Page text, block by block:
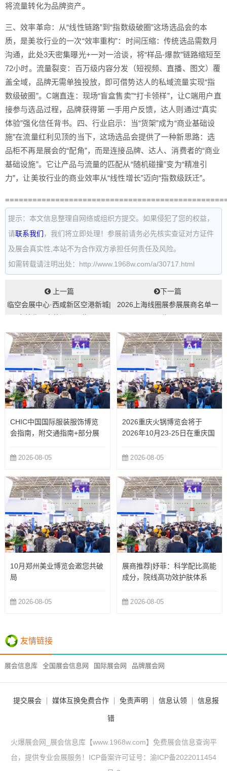
将流量转化为品牌资产。
三、效率革命：从“线性链路”到“指数级破圈”这场选品会的本
质，是美妆行业的一次“效率重构”：时间压缩：传统选品需数月
沟通，此处3天密集曝光+一对一洽谈，将“样品-爆款”链路缩短至
72小时。流量裂变：百万级内容分发（短视频、直播、图文）覆
盖全域，品牌无需单独投放，即可借势达人的私域流量实现“指
数级破圈”。C端直连：现场“盲盒售卖”“打卡领样”，让C端用户直
接参与选品过程，品牌获得第 一手用户反馈，达人则通过“真实
体验”强化信任背书。四、行业启示：当“货架”成为“商业基础设
施”在流量红利见顶的当下，这场选品会提供了一种新思路：选
品柜不再是展会的“配角”，而是连接品牌、达人、消费者的“商业
基础设施”。它让产品与流量的匹配从“随机碰撞”变为“精准引
力”，让美妆行业的商业效率从“线性增长”迈向“指数级跃迁”。
提示：本文信息整理自网络或组织方提交。如果侵犯了您的权益，
请联系我们 ，我们将立即处理！参展前请务必先核实查证对方证件
及展会真实性,本站不为合作双方承担任何责任及风险。
如需转载请注明出处：http://www.1968w.com/a/30717.html
上一篇
临空会展中心·西咸新区空港新城|
下一篇
2026上海线圈展参展展商名单一
CHIC中国国际服装服饰博览
会指南，附交通指南+部分展
2026-08-05
2026重庆火锅博览会将于
2026年10月23-25日在重庆国
2026-08-05
10月郑州美业博览会邀您共破
局
2026-08-05
展商推荐|妤菲：科学配比高能
成分，院线高功效护肤体系
2026-08-05
友情链接
展会信息库 全国展会信息网 国际展会网 品牌展会网
提交展会 媒体互换免费合作 免责声明 信息认领 信息报
错
火爆展会网_展会信息库【www.1968w.com】免费展会信息查询平
台，提供专业会展服务！ICP备案许可证号： 渝ICP备2022011454